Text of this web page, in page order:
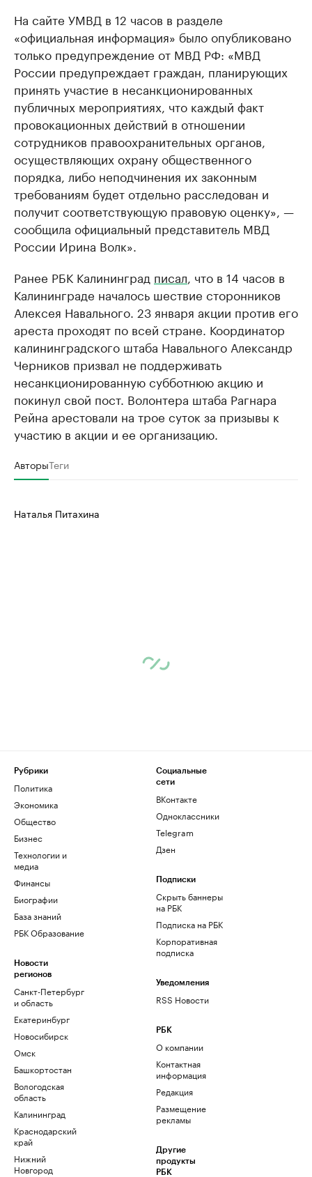
На сайте УМВД в 12 часов в разделе
«официальная информация» было опубликовано
только предупреждение от МВД РФ: «МВД
России предупреждает граждан, планирующих
принять участие в несанкционированных
публичных мероприятиях, что каждый факт
провокационных действий в отношении
сотрудников правоохранительных органов,
осуществляющих охрану общественного
порядка, либо неподчинения их законным
требованиям будет отдельно расследован и
получит соответствующую правовую оценку», —
сообщила официальный представитель МВД
России Ирина Волк».
Ранее РБК Калининград писал , что в 14 часов в
Калининграде началось шествие сторонников
Алексея Навального. 23 января акции против его
ареста проходят по всей стране. Координатор
калининградского штаба Навального Александр
Черников призвал не поддерживать
несанкционированную субботнюю акцию и
покинул свой пост. Волонтера штаба Рагнара
Рейна арестовали на трое суток за призывы к
участию в акции и ее организацию.
АвторыТеги
Наталья Питахина
Рубрики
Политика
Экономика
Общество
Бизнес
Технологии и
медиа
Финансы
Биографии
База знаний
РБК Образование
Новости
регионов
Санкт-Петербург
и область
Екатеринбург
Новосибирск
Омск
Башкортостан
Вологодская
область
Калининград
Краснодарский
край
Нижний
Новгород
Социальные
сети
ВКонтакте
Одноклассники
Telegram
Дзен
Подписки
Скрыть баннеры
на РБК
Подписка на РБК
Корпоративная
подписка
Уведомления
RSS Новости
РБК
О компании
Контактная
информация
Редакция
Размещение
рекламы
Другие
продукты
РБК